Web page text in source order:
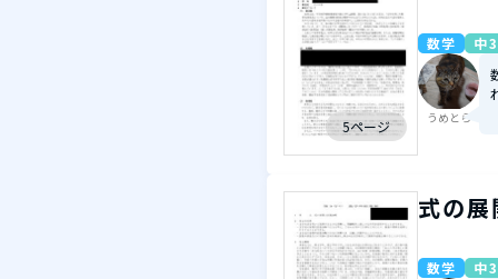
5ページ
数学 中3
うめとら
式の
数学 中3